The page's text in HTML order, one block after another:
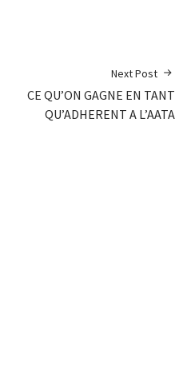
Next Post
CE QU’ON GAGNE EN TANT
QU’ADHERENT A L’AATA